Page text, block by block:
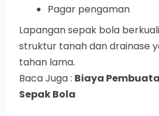
Pagar pengaman
Lapangan sepak bola
struktur tanah dan drainase
tahan lama.
Baca Juga : Biaya
Sepak Bola